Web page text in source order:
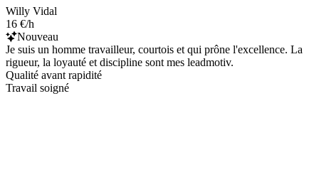
Willy Vidal
16 €/h
Nouveau
Je suis un homme travailleur, courtois et qui prône l'excellence. La
rigueur, la loyauté et discipline sont mes leadmotiv.
Qualité avant rapidité
Travail soigné